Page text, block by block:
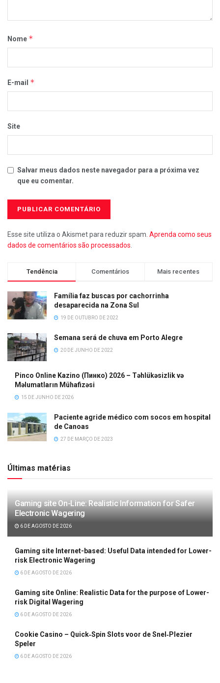
Nome *
E-mail *
Site
Salvar meus dados neste navegador para a próxima vez
que eu comentar.
Esse site utiliza o Akismet para reduzir spam. Aprenda como seus
dados de comentários são processados
Tendência Comentários Mais recentes
Família faz buscas por cachorrinha
desaparecida na Zona Sul
19 DE OUTUBRO DE 2022
Semana será de chuva em Porto Alegre
20 DE JUNHO DE 2022
Pinco Online Kazino (Пинко) 2026 – Təhlükəsizlik və
Məlumatların Mühafizəsi
15 DE JUNHO DE 2026
Paciente agride médico com socos em hospital
de Canoas
27 DE MARÇO DE 2023
Últimas matérias
Gaming site On-Line: Realistic Information for Safer
Electronic Wagering
6 DE AGOSTO DE 2026
Gaming site Internet-based: Useful Data intended for Lower-
risk Electronic Wagering
6 DE AGOSTO DE 2026
Gaming site Online: Realistic Data for the purpose of Lower-
risk Digital Wagering
6 DE AGOSTO DE 2026
Cookie Casino – Quick‑Spin Slots voor de Snel‑Plezier
Speler
6 DE AGOSTO DE 2026